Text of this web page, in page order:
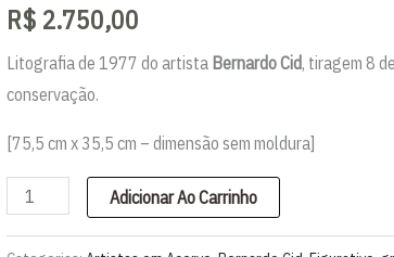
R$ 2.750,00
Litografia de 1977 do artista Bernardo Cid, tiragem 8
conservação.
[75,5 cm x 35,5 cm – dimensão sem moldura]
Litografia
Adicionar Ao Carrinho